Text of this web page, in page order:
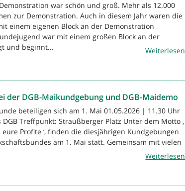
war schön und groß. Mehr als 12.000
zur Demonstration. Auch in diesem Jahr waren die
einem eigenen Block an der Demonstration
war mit einem großen Block an der
und beginnt...
Weiterlesen
der DGB-Maikundgebung und DGB-Maidemo
beteiligen sich am 1. Mai 01.05.2026 | 11.30 Uhr
Treffpunkt: Straußberger Platz Unter dem Motto ‚
eure Profite ‘, finden die diesjährigen Kundgebungen
am 1. Mai statt. Gemeinsam mit vielen
Weiterlesen